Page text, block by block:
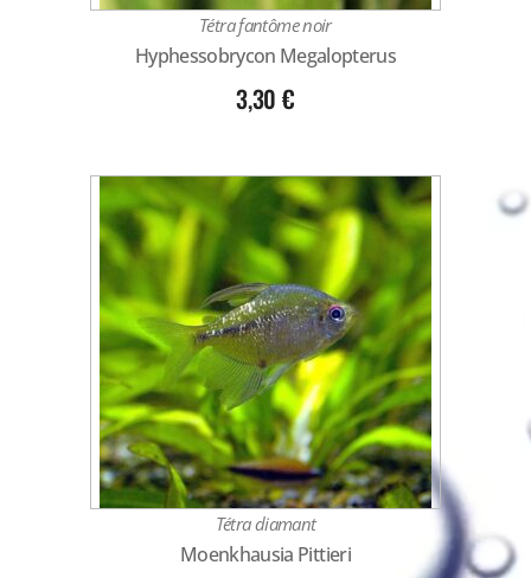
Tétra fantôme noir
Hyphessobrycon Megalopterus
3,30€
Tétra diamant
Moenkhausia Pittieri